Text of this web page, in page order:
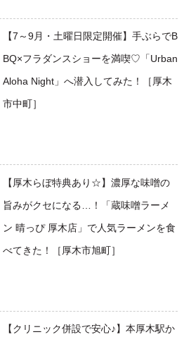
【7～9月・土曜日限定開催】手ぶらでB
BQ×フラダンスショーを満喫♡「Urban
Aloha Night」へ潜入してみた！［厚木
市中町］
【厚木らぼ特典あり☆】濃厚な味噌の
旨みがクセになる…！「蔵味噌ラーメ
ン 晴っぴ 厚木店」で人気ラーメンを食
べてきた！［厚木市旭町］
【クリニック併設で安心♪】本厚木駅か